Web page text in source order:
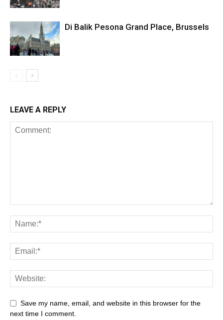
Di Balik Pesona Grand Place, Brussels
LEAVE A REPLY
Save my name, email, and website in this browser for the
next time I comment.